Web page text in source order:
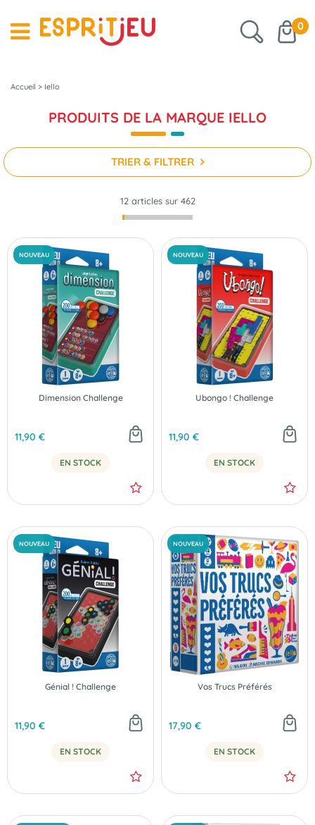
0
Accueil > Iello
PRODUITS DE LA MARQUE IELLO
TRIER & FILTRER
12 articles sur 462
NOUVEAU
Dimension Challenge
11,90 €
EN STOCK
NOUVEAU
Ubongo ! Challenge
11,90 €
EN STOCK
Génial ! Challenge
11,90 €
EN STOCK
Vos Trucs Préférés
17,90 €
EN STOCK